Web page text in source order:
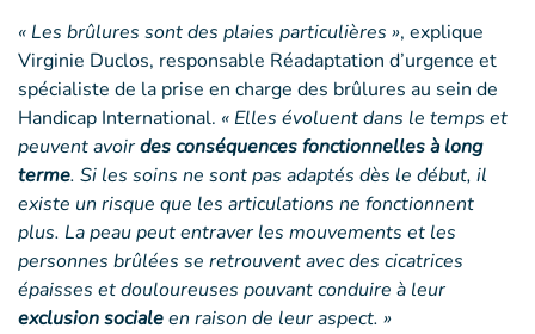
« Les brûlures sont des plaies particulières », explique
Virginie Duclos, responsable Réadaptation d’urgence et
spécialiste de la prise en charge des brûlures au sein de
Handicap International. « Elles évoluent dans le temps et
peuvent avoirdes conséquences fonctionnelles à long
terme. Si les soins ne sont pas adaptés dès le début, il
existe un risque que les articulations ne fonctionnent
plus. La peau peut entraver les mouvements et les
personnes brûlées se retrouvent avec des cicatrices
épaisses et douloureuses pouvant conduire à leur
exclusion socialeen raison de leur aspect. »